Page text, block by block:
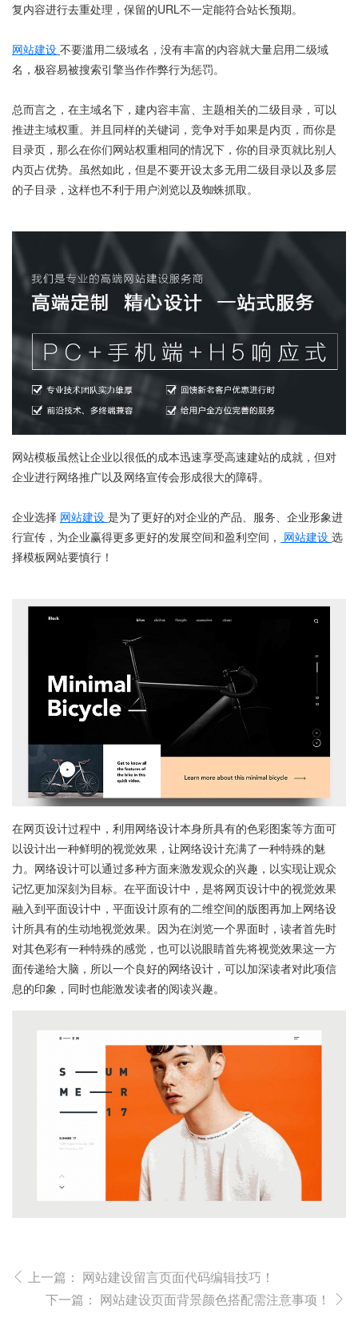
复内容进行去重处理，保留的URL不一定能符合站长预期。
网站建设 不要滥用二级域名，没有丰富的内容就大量启用二级域
名，极容易被搜索引擎当作作弊行为惩罚。
总而言之，在主域名下，建内容丰富、主题相关的二级目录，可以
推进主域权重。并且同样的关键词，竞争对手如果是内页，而你是
目录页，那么在你们网站权重相同的情况下，你的目录页就比别人
内页占优势。虽然如此，但是不要开设太多无用二级目录以及多层
的子目录，这样也不利于用户浏览以及蜘蛛抓取。
网站模板虽然让企业以很低的成本迅速享受高速建站的成就，但对
企业进行网络推广以及网络宣传会形成很大的障碍。
企业选择 网站建设 是为了更好的对企业的产品、服务、企业形象进
行宣传，为企业赢得更多更好的发展空间和盈利空间， 网站建设 选
择模板网站要慎行！
在网页设计过程中，利用网络设计本身所具有的色彩图案等方面可
以设计出一种鲜明的视觉效果，让网络设计充满了一种特殊的魅
力。网络设计可以通过多种方面来激发观众的兴趣，以实现让观众
记忆更加深刻为目标。在平面设计中，是将网页设计中的视觉效果
融入到平面设计中，平面设计原有的二维空间的版图再加上网络设
计所具有的生动地视觉效果。因为在浏览一个界面时，读者首先时
对其色彩有一种特殊的感觉，也可以说眼睛首先将视觉效果这一方
面传递给大脑，所以一个良好的网络设计，可以加深读者对此项信
息的印象，同时也能激发读者的阅读兴趣。
上一篇： 网站建设留言页面代码编辑技巧！
下一篇： 网站建设页面背景颜色搭配需注意事项！